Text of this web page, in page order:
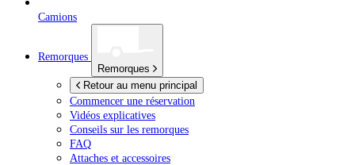
Camions
Remorques
Remorques
Retour au menu principal
Commencer une réservation
Vidéos explicatives
Conseils sur les remorques
FAQ
Attaches et accessoires